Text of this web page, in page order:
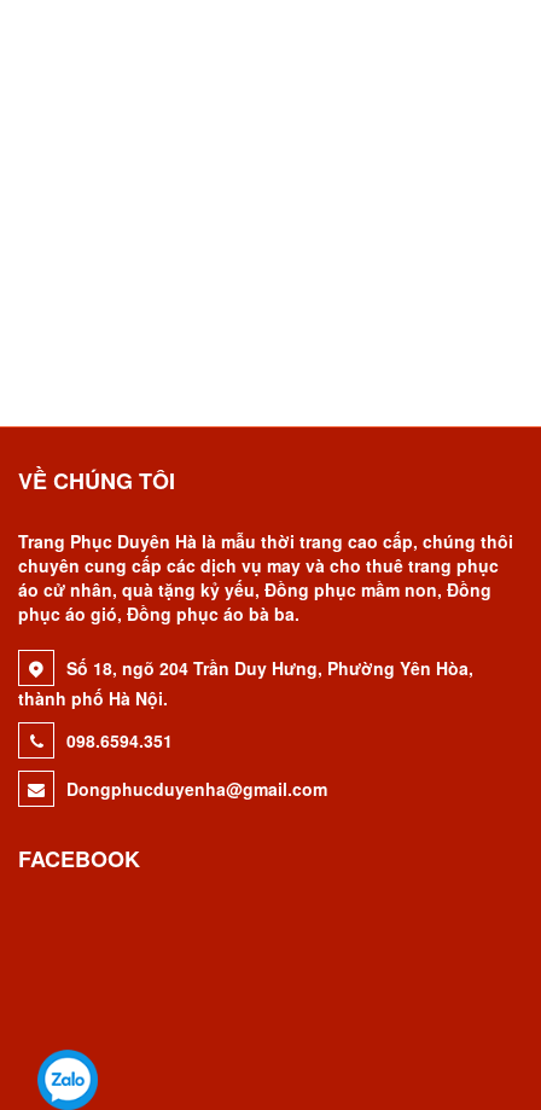
VỀ CHÚNG TÔI
Trang Phục Duyên Hà là mẫu thời trang cao cấp, chúng thôi
chuyên cung cấp các dịch vụ may và cho thuê trang phục
áo cử nhân, quà tặng kỷ yếu, Đồng phục mầm non, Đồng
phục áo gió, Đồng phục áo bà ba.
Số 18, ngõ 204 Trần Duy Hưng, Phường Yên Hòa,
thành phố Hà Nội.
098.6594.351
Dongphucduyenha@gmail.com
FACEBOOK